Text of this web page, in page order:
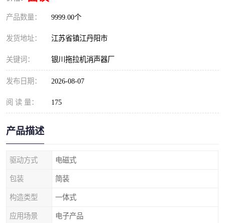
产品数量： 9999.00个
发货地址： 江苏省镇江丹阳市
关键词： 银川拖拉机消声器厂
发布日期： 2026-08-07
阅 读 量： 175
产品描述
驱动方式 电磁式
包装 简装
构造类型 一体式
应用场景 电子产品